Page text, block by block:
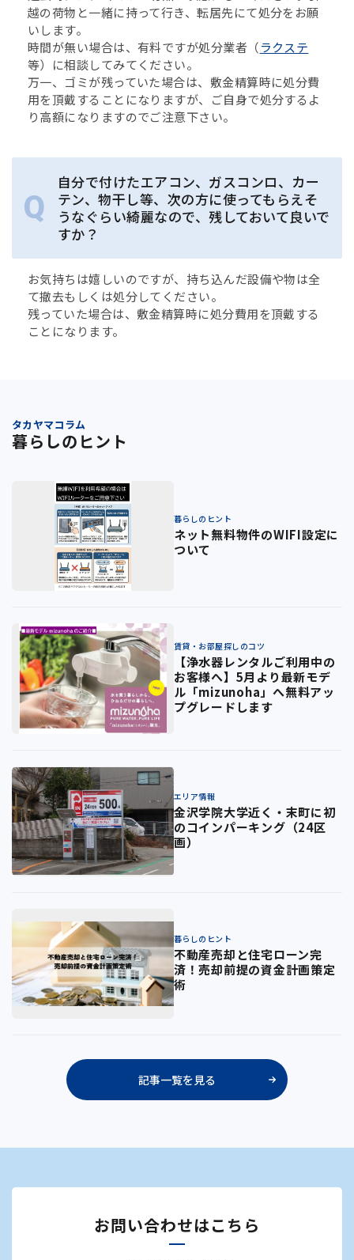
越の荷物と一緒に持って行き、転居先にて処分をお願
いします。
時間が無い場合は、有料ですが処分業者（ラクステ
等）に相談してみてください。
万一、ゴミが残っていた場合は、敷金精算時に処分費
用を頂戴することになりますが、ご自身で処分するよ
り高額になりますのでご注意下さい。
自分で付けたエアコン、ガスコンロ、カー
テン、物干し等、次の方に使ってもらえそ
うなぐらい綺麗なので、残しておいて良いで
すか？
お気持ちは嬉しいのですが、持ち込んだ設備や物は全
て撤去もしくは処分してください。
残っていた場合は、敷金精算時に処分費用を頂戴する
ことになります。
タカヤマコラム
暮らしのヒント
暮らしのヒント
ネット無料物件のWIFI設定に
ついて
賃貸・お部屋探しのコツ
【浄水器レンタルご利用中の
お客様へ】5月より最新モデ
ル「mizunoha」へ無料アッ
プグレードします
エリア情報
金沢学院大学近く・末町に初
のコインパーキング（24区
画）
暮らしのヒント
不動産売却と住宅ローン完
済！売却前提の資金計画策定
術
記事一覧を見る
お問い合わせはこちら